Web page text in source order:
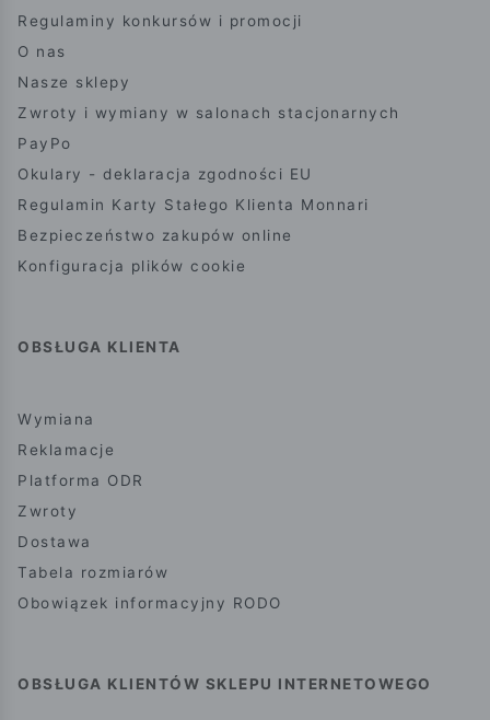
Regulaminy konkursów i promocji
O nas
Nasze sklepy
Zwroty i wymiany w salonach stacjonarnych
PayPo
Okulary - deklaracja zgodności EU
Regulamin Karty Stałego Klienta Monnari
Bezpieczeństwo zakupów online
Konfiguracja plików cookie
OBSŁUGA KLIENTA
Wymiana
Reklamacje
Platforma ODR
Zwroty
Dostawa
Tabela rozmiarów
Obowiązek informacyjny RODO
OBSŁUGA KLIENTÓW SKLEPU INTERNETOWEGO